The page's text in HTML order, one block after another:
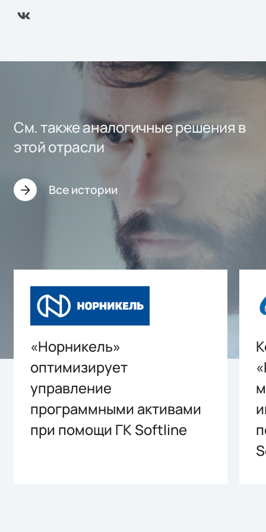
См. также аналогичные решения в
этой отрасли
Все истории
«Норникель»
оптимизирует
управление
программными активами
при помощи ГК Softline